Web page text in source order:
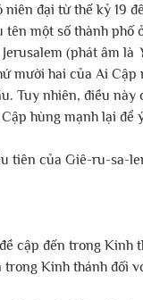
đại từ thế kỷ 19
một số thành phố
(phát âm là
mười hai của Ai Cập
Tuy nhiên, điều này
hùng mạnh lại để
tiên của Giê-ru-sa-
cập đến trong Kinh
Kinh thánh đối